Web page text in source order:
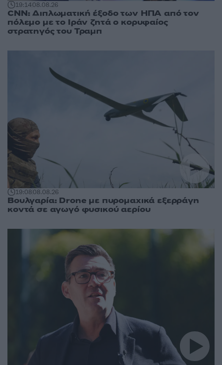
19:1408.08.26
CNN: Διπλωματική έξοδο των ΗΠΑ από τον
πόλεμο με το Ιράν ζητά ο κορυφαίος
στρατηγός του Τραμπ
19:0808.08.26
Βουλγαρία: Drone με πυρομαχικά εξερράγη
κοντά σε αγωγό φυσικού αερίου